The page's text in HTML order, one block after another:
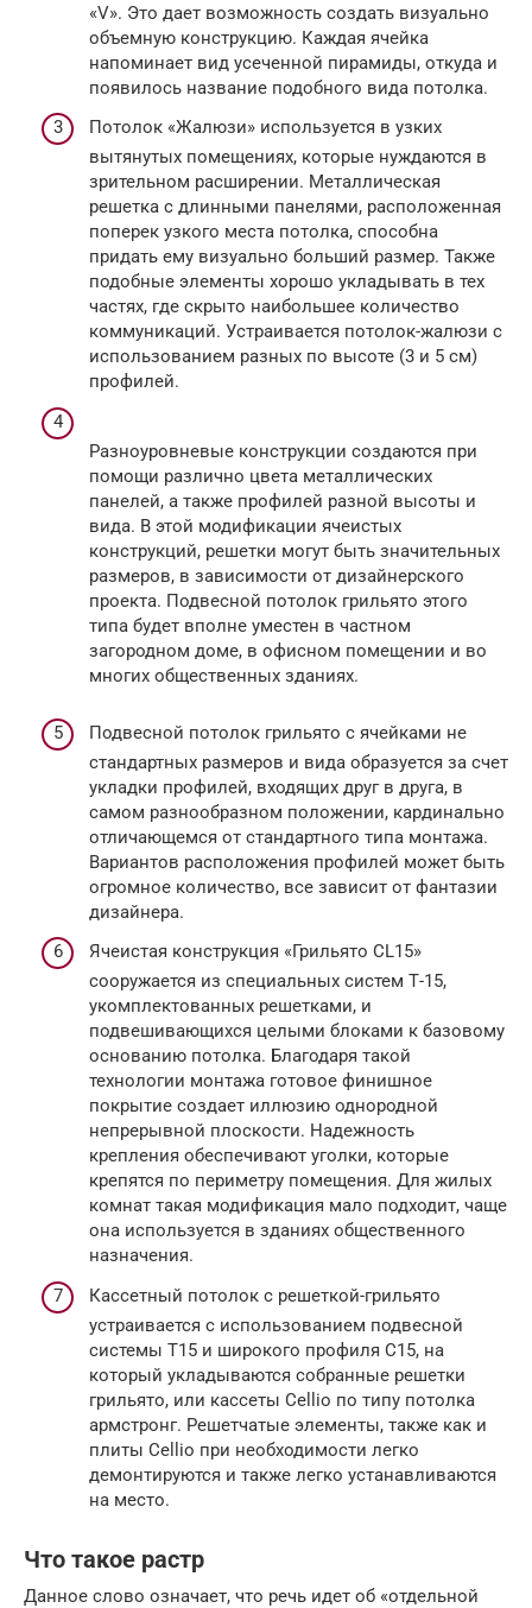
«V». Это дает возможность создать визуально
объемную конструкцию. Каждая ячейка
напоминает вид усеченной пирамиды, откуда и
появилось название подобного вида потолка.
Потолок «Жалюзи» используется в узких
вытянутых помещениях, которые нуждаются в
зрительном расширении. Металлическая
решетка с длинными панелями, расположенная
поперек узкого места потолка, способна
придать ему визуально больший размер. Также
подобные элементы хорошо укладывать в тех
частях, где скрыто наибольшее количество
коммуникаций. Устраивается потолок-жалюзи с
использованием разных по высоте (3 и 5 см)
профилей.
Разноуровневые конструкции создаются при
помощи различно цвета металлических
панелей, а также профилей разной высоты и
вида. В этой модификации ячеистых
конструкций, решетки могут быть значительных
размеров, в зависимости от дизайнерского
проекта. Подвесной потолок грильято этого
типа будет вполне уместен в частном
загородном доме, в офисном помещении и во
многих общественных зданиях.
Подвесной потолок грильято с ячейками не
стандартных размеров и вида образуется за счет
укладки профилей, входящих друг в друга, в
самом разнообразном положении, кардинально
отличающемся от стандартного типа монтажа.
Вариантов расположения профилей может быть
огромное количество, все зависит от фантазии
дизайнера.
Ячеистая конструкция «Грильято CL15»
сооружается из специальных систем Т-15,
укомплектованных решетками, и
подвешивающихся целыми блоками к базовому
основанию потолка. Благодаря такой
технологии монтажа готовое финишное
покрытие создает иллюзию однородной
непрерывной плоскости. Надежность
крепления обеспечивают уголки, которые
крепятся по периметру помещения. Для жилых
комнат такая модификация мало подходит, чаще
она используется в зданиях общественного
назначения.
Кассетный потолок с решеткой-грильято
устраивается с использованием подвесной
системы Т15 и широкого профиля С15, на
который укладываются собранные решетки
грильято, или кассеты Cellio по типу потолка
армстронг. Решетчатые элементы, также как и
плиты Cellio при необходимости легко
демонтируются и также легко устанавливаются
на место.
Что такое растр
Данное слово означает, что речь идет об «отдельной